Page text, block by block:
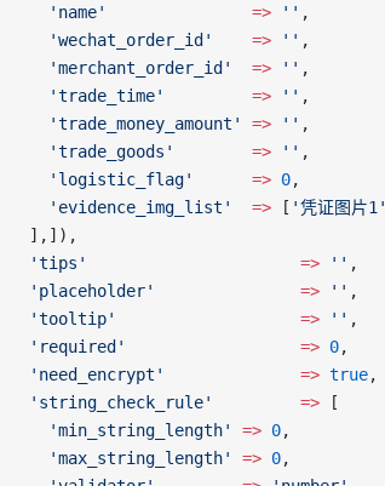
'name'
               =>
'' ,
'wechat_order_id'
    =>
'' ,
'merchant_order_id'
  =>
'' ,
'trade_time'
         =>
'' ,
'trade_money_amount'
=> '' ,
'trade_goods'
        =>
'' ,
'logistic_flag'
      =>
0,
'evidence_img_list'
  =>
[ '凭证图片1'
],]),
'tips'
                      =>
'' ,
'placeholder'
               =>
'' ,
'tooltip'
                   =>
'' ,
'required'
                  =>
0,
'need_encrypt'
              =>
true,
'string_check_rule'
         =>
[
'min_string_length'
=> 0,
'max_string_length'
=> 0,